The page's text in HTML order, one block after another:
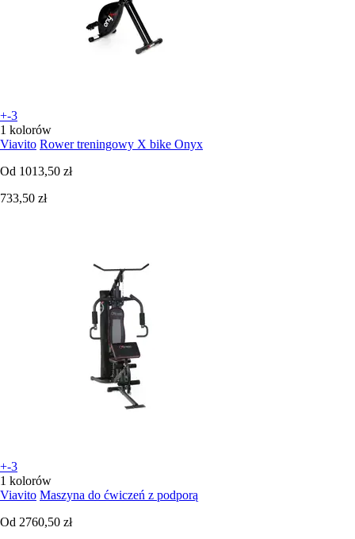
+-3
1 kolorów
Viavito Rower treningowy X bike Onyx
Od 1013,50 zł
733,50 zł
+-3
1 kolorów
Viavito Maszyna do ćwiczeń z podporą
Od 2760,50 zł